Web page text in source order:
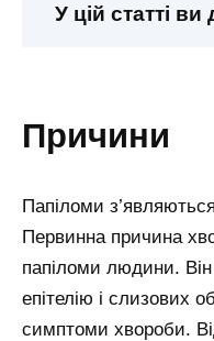
У цій статті ви
причини
Папіломи з’являються
Первинна причина
папіломи людини. Він
епітелію і слизових
симптоми хвороби.